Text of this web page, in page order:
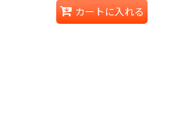
カートに入れる